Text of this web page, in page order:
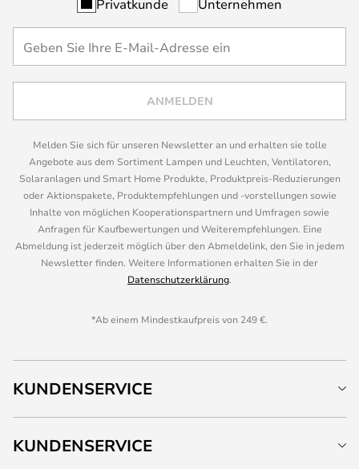
ANMELDEN
Melden Sie sich für unseren Newsletter an und erhalten sie tolle
Angebote aus dem Sortiment Lampen und Leuchten, Ventilatoren,
Solaranlagen und Smart Home Produkte, Produktpreis-Reduzierungen
oder Aktionspakete, Produktempfehlungen und -vorstellungen sowie
Inhalte von möglichen Kooperationspartnern und Umfragen sowie
Anfragen für Kaufbewertungen und Weiterempfehlungen. Eine
Abmeldung ist jederzeit möglich über den Abmeldelink, den Sie in jedem
Newsletter finden. Weitere Informationen erhalten Sie in der
Datenschutzerklärung.
*Ab einem Mindestkaufpreis von 249 €.
KUNDENSERVICE
KUNDENSERVICE